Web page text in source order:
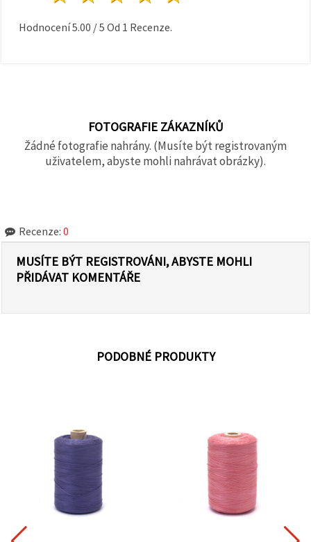
Hodnocení5.00 /5 Od 1 Recenze.
FOTOGRAFIE ZÁKAZNÍKŮ
Žádné fotografie nahrány. (Musíte být registrovaným
uživatelem, abyste mohli nahrávat obrázky).
Recenze: 0
MUSÍTE BÝT REGISTROVÁNI, ABYSTE MOHLI
PŘIDÁVAT KOMENTÁŘE
PODOBNÉ PRODUKTY